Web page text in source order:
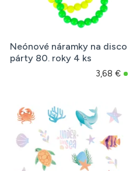
Neónové náramky na disco
párty 80. roky 4 ks
3,68 €